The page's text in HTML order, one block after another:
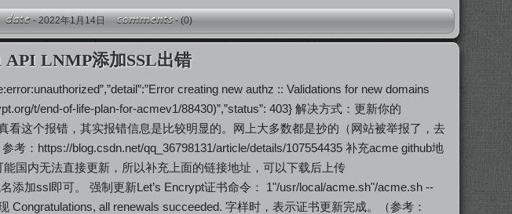
- 2022年1月14日 -(0)
API LNMP添加SSL出错
creating new authz :: Validations for new domains
t/end-of-life-plan-for-acmev1/88430)”,”status”: 403} 解决方式：更新你的
看这个报错，其实报错信息是比较明显的。网上大多数都是抄的（网站被举报了，去
考：https://blog.csdn.net/qq_36798131/article/details/107554435 补充acme github地
国内无法直接更新，所以补充上面的链接地址，可以下载后上传
添加ssl即可。 强制更新Let’s Encrypt证书命令： 1"/usr/local/acme.sh"/acme.sh --
Congratulations, all renewals succeeded. 字样时，表示证书更新完成。（参考：